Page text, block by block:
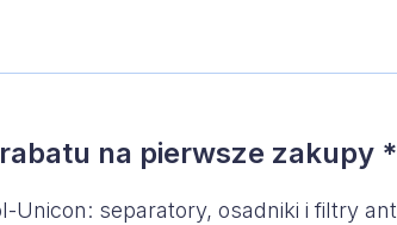
na pierwsze zakupy *
separatory, osadniki i filtry